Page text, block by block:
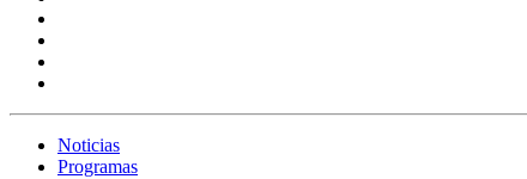
Noticias
Programas